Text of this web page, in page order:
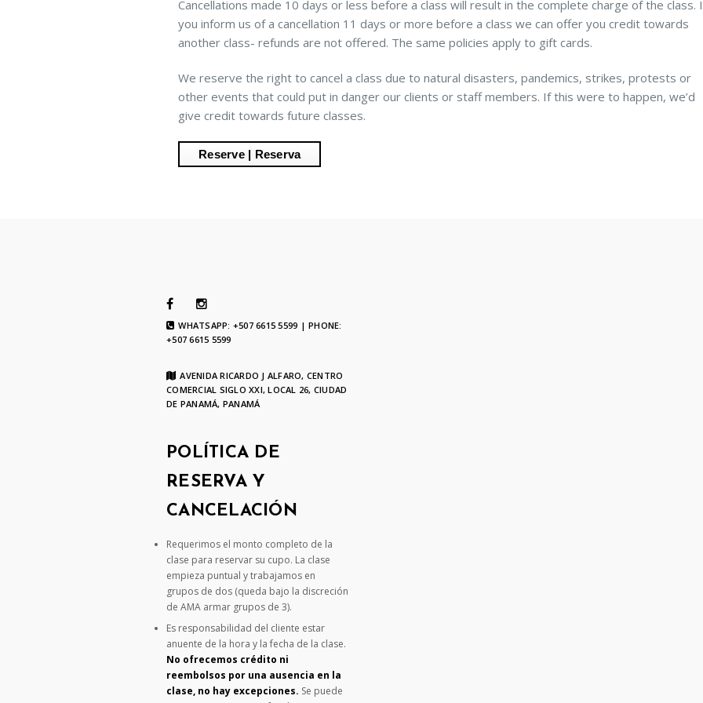
Cancellations made 10 days or less before a class will result in the complete charge of the class.
you inform us of a cancellation 11 days or more before a class we can offer you credit towards
another class- refunds are not offered. The same policies apply to gift cards.
We reserve the right to cancel a class due to natural disasters, pandemics, strikes, protests or
other events that could put in danger our clients or staff members. If this were to happen, we’d
give credit towards future classes.
WHATSAPP: +507 6615 5599 | PHONE:
+507 6615 5599
AVENIDA RICARDO J ALFARO, CENTRO
COMERCIAL SIGLO XXI, LOCAL 26, CIUDAD
DE PANAMÁ, PANAMÁ
POLÍTICA DE
RESERVA Y
CANCELACIÓN
Requerimos el monto completo de la
clase para reservar su cupo. La clase
empieza puntual y trabajamos en
grupos de dos (queda bajo la discreción
de AMA armar grupos de 3).
Es responsabilidad del cliente estar
anuente de la hora y la fecha de la clase.
No ofrecemos crédito ni
reembolsos por una ausencia en la
clase, no hay excepciones. Se puede